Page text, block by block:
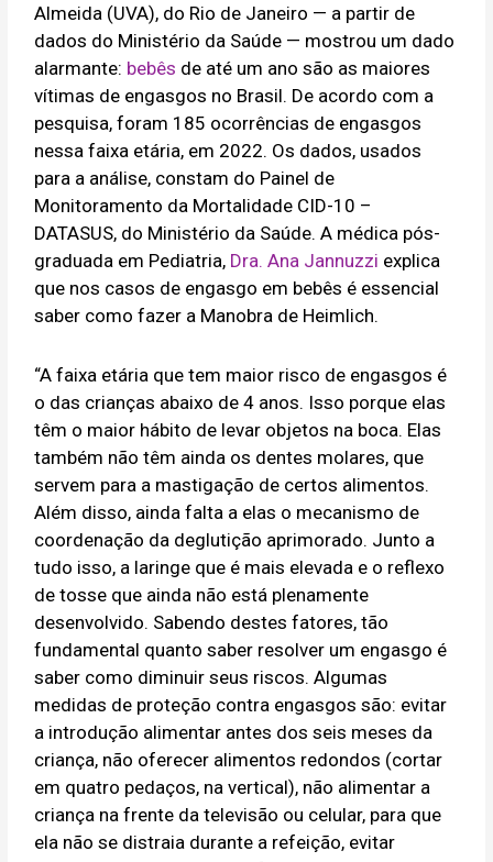
Almeida (UVA), do Rio de Janeiro — a partir de
dados do Ministério da Saúde — mostrou um dado
alarmante: bebês de até um ano são as maiores
vítimas de engasgos no Brasil. De acordo com a
pesquisa, foram 185 ocorrências de engasgos
nessa faixa etária, em 2022. Os dados, usados
para a análise, constam do Painel de
Monitoramento da Mortalidade CID-10 –
DATASUS, do Ministério da Saúde. A médica pós-
graduada em Pediatria, Dra. Ana Jannuzzi explica
que nos casos de engasgo em bebês é essencial
saber como fazer a Manobra de Heimlich.
“A faixa etária que tem maior risco de engasgos é
o das crianças abaixo de 4 anos. Isso porque elas
têm o maior hábito de levar objetos na boca. Elas
também não têm ainda os dentes molares, que
servem para a mastigação de certos alimentos.
Além disso, ainda falta a elas o mecanismo de
coordenação da deglutição aprimorado. Junto a
tudo isso, a laringe que é mais elevada e o reflexo
de tosse que ainda não está plenamente
desenvolvido. Sabendo destes fatores, tão
fundamental quanto saber resolver um engasgo é
saber como diminuir seus riscos. Algumas
medidas de proteção contra engasgos são: evitar
a introdução alimentar antes dos seis meses da
criança, não oferecer alimentos redondos (cortar
em quatro pedaços, na vertical), não alimentar a
criança na frente da televisão ou celular, para que
ela não se distraia durante a refeição, evitar